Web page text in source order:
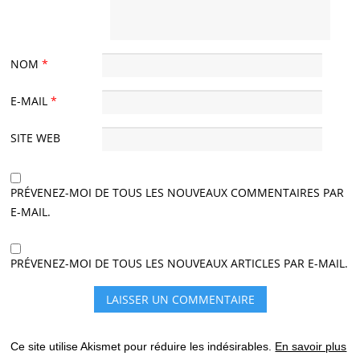
NOM*
E-MAIL*
SITE WEB
PRÉVENEZ-MOI DE TOUS LES NOUVEAUX COMMENTAIRES PAR
E-MAIL.
PRÉVENEZ-MOI DE TOUS LES NOUVEAUX ARTICLES PAR E-MAIL.
Ce site utilise Akismet pour réduire les indésirables. En savoir plus